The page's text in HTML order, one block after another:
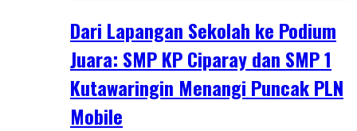
Dari Lapangan Sekolah ke Podium
Juara: SMP KP Ciparay dan SMP 1
Kutawaringin Menangi Puncak PLN
Mobile